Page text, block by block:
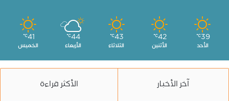
39
℃
الأحد
42
℃
الأثنين
43
℃
الثلاثاء
44
℃
الأربعاء
41
℃
الخميس
آخر الأخبار الأكثر قراءة